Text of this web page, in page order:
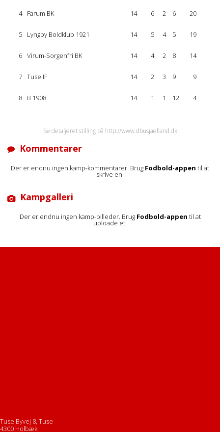
4 Farum BK 14 6 2 6 20
5 Lyngby Boldklub 1921 14 5 4 5 19
6 Virum-Sorgenfri BK 14 4 2 8 14
7 Tuse IF 14 2 3 9 9
8 B 1908 14 1 1 12 4
Se detaljeret stilling på http://www.dbusjaelland.dk
Kommentarer
Der er endnu ingen kamp-kommentarer. Brug Fodbold-appen til at
skrive en.
Kampgalleri
Der er endnu ingen kamp-billeder. Brug Fodbold-appen til at
uploade et.
Tuse Byvej 8, Tuse
4300 Holbæk